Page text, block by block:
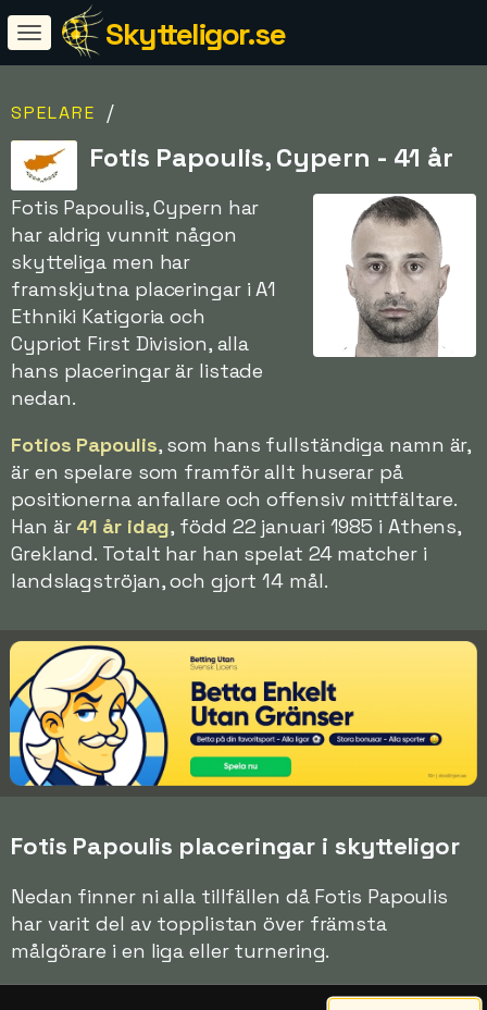
Skytteligor.se
SPELARE /
Fotis Papoulis, Cypern - 41 år
Fotis Papoulis, Cypern har
har aldrig vunnit någon
skytteliga men har
framskjutna placeringar i A1
Ethniki Katigoria och
Cypriot First Division, alla
hans placeringar är listade
nedan.
Fotios Papoulis, som hans fullständiga namn är,
är en spelare som framför allt huserar på
positionerna anfallare och offensiv mittfältare.
Han är 41 år idag, född 22 januari 1985 i Athens,
Grekland. Totalt har han spelat 24 matcher i
landslagströjan, och gjort 14 mål.
Fotis Papoulis placeringar i skytteligor
Nedan finner ni alla tillfällen då Fotis Papoulis
har varit del av topplistan över främsta
målgörare i en liga eller turnering.